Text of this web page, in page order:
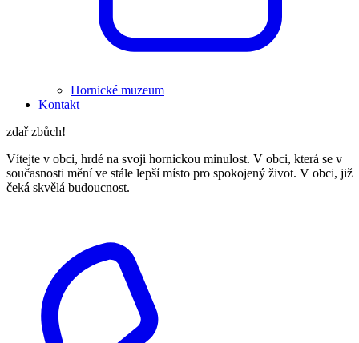
Hornické muzeum
Kontakt
zdař zbůch!
Vítejte v obci, hrdé na svoji hornickou minulost. V obci, která se v
současnosti mění ve stále lepší místo pro spokojený život. V obci, již
čeká skvělá budoucnost.